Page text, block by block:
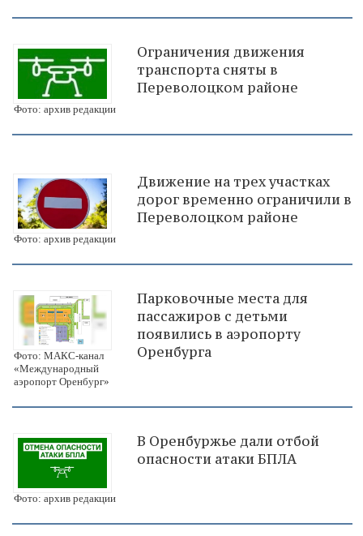
Фото: архив редакции
Ограничения движения
транспорта сняты в
Переволоцком районе
Фото: архив редакции
Движение на трех участках
дорог временно ограничили в
Переволоцком районе
Фото: МАКС-канал
«Международный
аэропорт Оренбург»
Парковочные места для
пассажиров с детьми
появились в аэропорту
Оренбурга
Фото: архив редакции
В Оренбуржье дали отбой
опасности атаки БПЛА